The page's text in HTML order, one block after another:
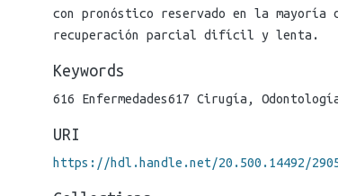
con pronóstico reservado en la mayoría
recuperación parcial difícil y lenta.
Keywords
616 Enfermedades617 Cirugía ,
URI
https://hdl.handle.net/20.500.14492/